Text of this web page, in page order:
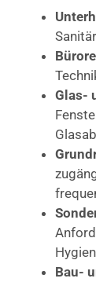
Glas-
Bau-